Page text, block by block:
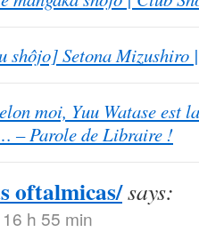
shôjo] Setona Mizushiro
moi, Yuu Watase est
– Parole de Libraire !
oftalmicas/says:
h 55 min